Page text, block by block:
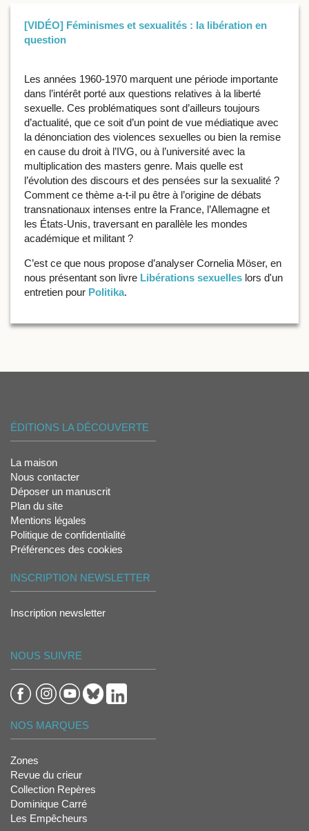
[VIDÉO] Féminismes et sexualités : la libération en
question
Les années 1960-1970 marquent une période importante
dans l’intérêt porté aux questions relatives à la liberté
sexuelle. Ces problématiques sont d’ailleurs toujours
d’actualité, que ce soit d’un point de vue médiatique avec
la dénonciation des violences sexuelles ou bien la remise
en cause du droit à l’IVG, ou à l’université avec la
multiplication des masters genre. Mais quelle est
l’évolution des discours et des pensées sur la sexualité ?
Comment ce thème a-t-il pu être à l’origine de débats
transnationaux intenses entre la France, l’Allemagne et
les États-Unis, traversant en parallèle les mondes
académique et militant ?
C’est ce que nous propose d’analyser Cornelia Möser, en
nous présentant son livre Libérations sexuelles lors d'un
entretien pour Politika.
ÉDITIONS LA DÉCOUVERTE
La maison
Nous contacter
Déposer un manuscrit
Plan du site
Mentions légales
Politique de confidentialité
Préférences des cookies
INSCRIPTION NEWSLETTER
Inscription newsletter
NOUS SUIVRE
NOS MARQUES
Zones
Revue du crieur
Collection Repères
Dominique Carré
Les Empêcheurs